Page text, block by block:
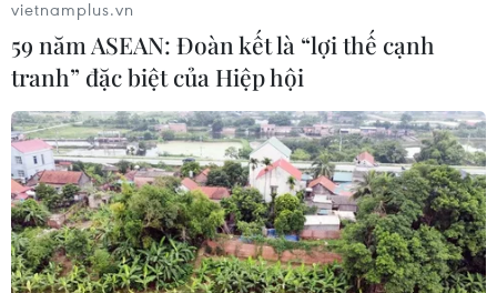
Thanh Hóa dự kiến bắn pháo hoa vào
dịp Quốc khánh 2/9
06/08/2026 09:58
Tà áo truyền thống “đan kết” tình
hữu nghị 50 năm Việt Nam-Thái Lan
vietnamplus.vn
59 năm ASEAN: Đoàn kết là “lợi thế cạnh
tranh” đặc biệt của Hiệp hội